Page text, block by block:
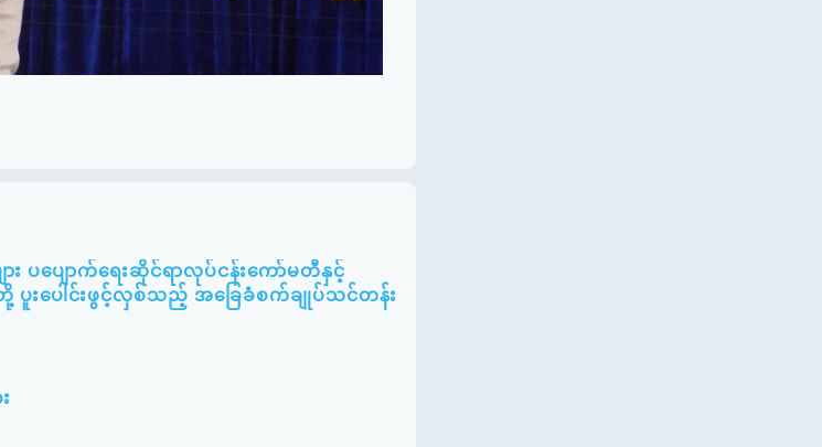
ပပျောက်ရေးဆိုင်ရာလုပ်ငန်းကော်မတီနှင့်
ပူးပေါင်းဖွင့်လှစ်သည့် အခြေခံစက်ချုပ်သင်တန်း